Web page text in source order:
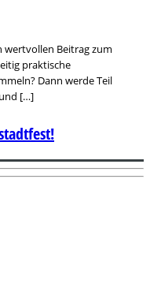
wertvollen Beitrag zum
praktische
Dann werde Teil
[…]